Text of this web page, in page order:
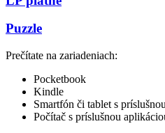
Puzzle
Prečítate na zariadeniach:
Pocketbook
Kindle
Smartfón či tablet s
Počítač s príslušnou